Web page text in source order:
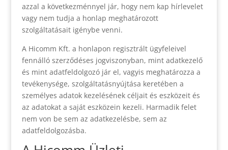
azzal a következménnyel jár, hogy nem kap hírlevelet
vagy nem tudja a honlap meghatározott
szolgáltatásait igénybe venni.
A Hicomm Kft. a honlapon regisztrált ügyfeleivel
fennálló szerződéses jogviszonyban, mint adatkezelő
és mint adatfeldolgozó jár el, vagyis meghatározza a
tevékenysége, szolgáltatásnyújtása keretében a
személyes adatok kezelésének céljait és eszközeit és
az adatokat a saját eszközein kezeli. Harmadik felet
nem von be sem az adatkezelésbe, sem az
adatfeldolgozásba.